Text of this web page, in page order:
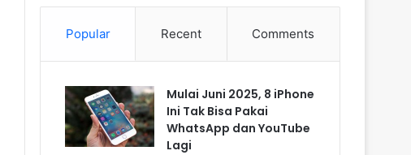
Popular Recent Comments
Mulai Juni 2025, 8 iPhone
Ini Tak Bisa Pakai
WhatsApp dan YouTube
Lagi